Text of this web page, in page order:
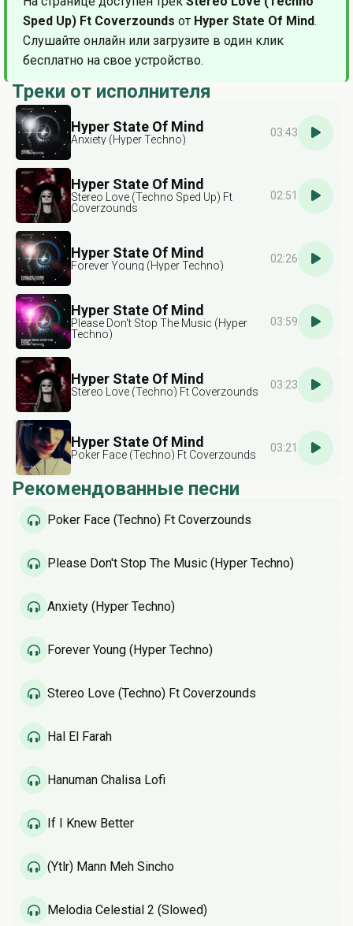
Sped Up) Ft Coverzounds от Hyper State Of Mind.
Слушайте онлайн или загрузите в один клик
бесплатно на свое устройство.
Треки от исполнителя
Hyper State Of Mind
Anxiety (Hyper Techno)
03:43
Hyper State Of Mind
Stereo Love (Techno Sped Up) Ft
Coverzounds
02:51
Hyper State Of Mind
Forever Young (Hyper Techno)
02:26
Hyper State Of Mind
Please Don't Stop The Music (Hyper
Techno)
03:59
Hyper State Of Mind
Stereo Love (Techno) Ft Coverzounds
03:23
Hyper State Of Mind
Poker Face (Techno) Ft Coverzounds
03:21
Рекомендованные песни
Poker Face (Techno) Ft Coverzounds
Please Don't Stop The Music (Hyper Techno)
Anxiety (Hyper Techno)
Forever Young (Hyper Techno)
Stereo Love (Techno) Ft Coverzounds
Hal El Farah
Hanuman Chalisa Lofi
If I Knew Better
(Ytlr) Mann Meh Sincho
Melodia Celestial 2 (Slowed)